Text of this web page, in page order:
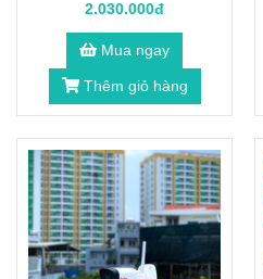
2.030.000đ
Mua ngay
Thêm giỏ hàng